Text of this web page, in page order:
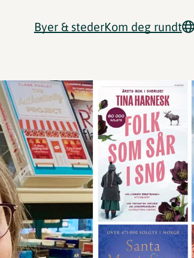
Byer & stederKom deg rundt